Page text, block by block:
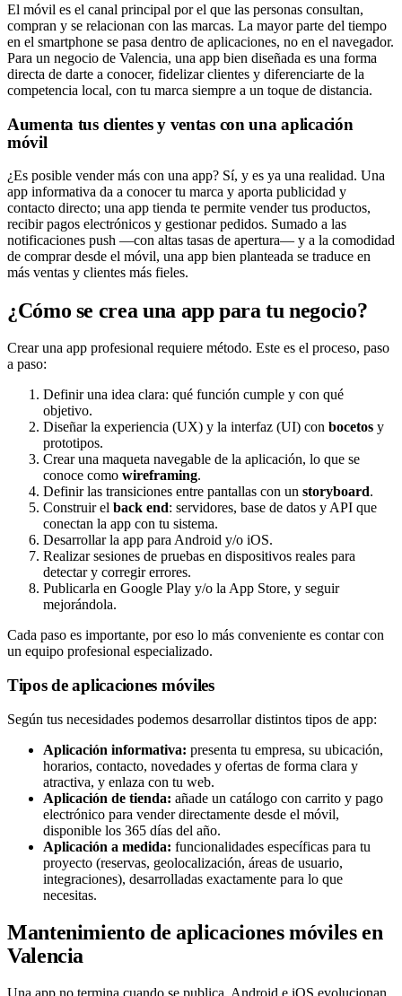
El móvil es el canal principal por el que las personas consultan,
compran y se relacionan con las marcas. La mayor parte del tiempo
en el smartphone se pasa dentro de aplicaciones, no en el navegador.
Para un negocio de Valencia, una app bien diseñada es una forma
directa de darte a conocer, fidelizar clientes y diferenciarte de la
competencia local, con tu marca siempre a un toque de distancia.
Aumenta tus clientes y ventas con una aplicación
móvil
¿Es posible vender más con una app? Sí, y es ya una realidad. Una
app informativa da a conocer tu marca y aporta publicidad y
contacto directo; una app tienda te permite vender tus productos,
recibir pagos electrónicos y gestionar pedidos. Sumado a las
notificaciones push —con altas tasas de apertura— y a la comodidad
de comprar desde el móvil, una app bien planteada se traduce en
más ventas y clientes más fieles.
¿Cómo se crea una app para tu negocio?
Crear una app profesional requiere método. Este es el proceso, paso
a paso:
Definir una idea clara: qué función cumple y con qué
objetivo.
Diseñar la experiencia (UX) y la interfaz (UI) con bocetos y
prototipos.
Crear una maqueta navegable de la aplicación, lo que se
conoce como wireframing.
Definir las transiciones entre pantallas con un storyboard.
Construir el back end: servidores, base de datos y API que
conectan la app con tu sistema.
Desarrollar la app para Android y/o iOS.
Realizar sesiones de pruebas en dispositivos reales para
detectar y corregir errores.
Publicarla en Google Play y/o la App Store, y seguir
mejorándola.
Cada paso es importante, por eso lo más conveniente es contar con
un equipo profesional especializado.
Tipos de aplicaciones móviles
Según tus necesidades podemos desarrollar distintos tipos de app:
Aplicación informativa: presenta tu empresa, su ubicación,
horarios, contacto, novedades y ofertas de forma clara y
atractiva, y enlaza con tu web.
Aplicación de tienda: añade un catálogo con carrito y pago
electrónico para vender directamente desde el móvil,
disponible los 365 días del año.
Aplicación a medida: funcionalidades específicas para tu
proyecto (reservas, geolocalización, áreas de usuario,
integraciones), desarrolladas exactamente para lo que
necesitas.
Mantenimiento de aplicaciones móviles en
Valencia